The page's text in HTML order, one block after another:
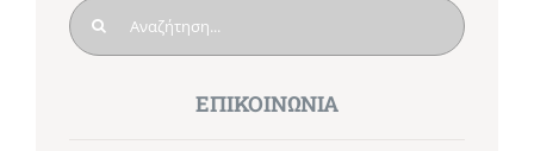
Search
for:
ΕΠΙΚΟΙΝΩΝΙΑ